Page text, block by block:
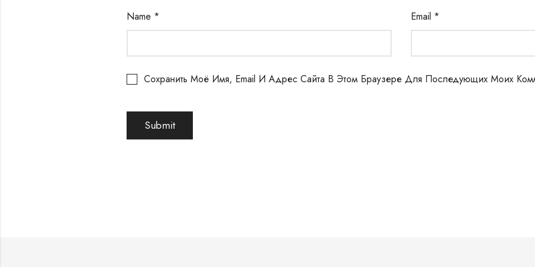
Name * Email *
Сохранить Моё Имя, Email И Адрес Сайта В Этом Браузере Для Последующих Моих